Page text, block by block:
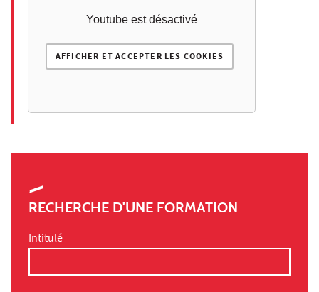
Youtube est désactivé
AFFICHER ET ACCEPTER LES COOKIES
RECHERCHE D'UNE FORMATION
Intitulé